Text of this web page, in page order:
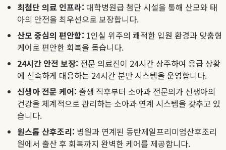
최첨단 의료 인프라: 대학병원급 첨단 시설을 통해 산모와 태
아의 안전을 최우선으로 보장합니다.
산모 중심의 편안함: 1인실 위주의 쾌적한 입원 환경과 맞춤형
케어로 편안한 회복을 돕습니다.
24시간 안전 보장: 전문 의료진이 24시간 상주하여 응급 상황
에 신속하게 대응하는 24시간 분만 시스템을 운영합니다.
신생아 전문 케어: 출생 직후부터 소아과 전문의가 신생아의
건강을 체계적으로 관리하는 소아과 연계 시스템을 갖추고 있
습니다.
원스톱 산후조리: 병원과 연계된 동탄제일프리미엄산후조리
원에서 출산 후 회복까지 완벽한 케어를 제공합니다.